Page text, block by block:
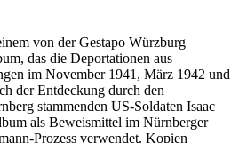
von der Gestapo Würzburg
das die Deportationen aus
im November 1941, März 1942 und
der Entdeckung durch den
stammenden US-Soldaten Isaac
als Beweismittel im Nürnberger
Prozess verwendet. Kopien